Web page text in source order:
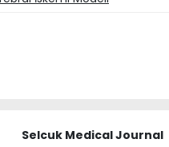
Selcuk Medical Journal